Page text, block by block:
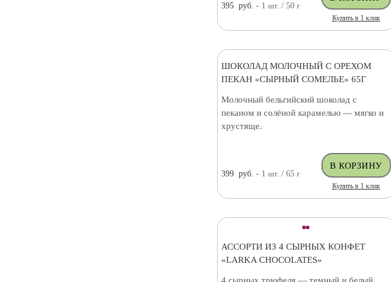
395 руб. - 1 шт. / 50 г
Купить в 1 клик
ШОКОЛАД МОЛОЧНЫЙ С ОРЕХОМ
ПЕКАН «СЫРНЫЙ СОМЕЛЬЕ» 65Г
Молочный бельгийский шоколад с
пеканом и солёной карамелью — мягко и
хрустяще.
399 руб. - 1 шт. / 65 г
Купить в 1 клик
АССОРТИ ИЗ 4 СЫРНЫХ КОНФЕТ
«LARKA CHOCOLATES»